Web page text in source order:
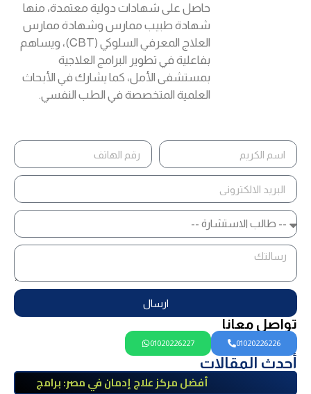
حاصل على شهادات دولية معتمدة، منها
شهادة طبيب ممارس وشهادة ممارس
العلاج المعرفي السلوكي (CBT)، ويساهم
بفاعلية في تطوير البرامج العلاجية
بمستشفى الأمل، كما يشارك في الأبحاث
العلمية المتخصصة في الطب النفسي.
ارسال
تواصل معانا
01020226226
01020226227
أحدث المقالات
أفضل مركز علاج إدمان في مصر: برامج